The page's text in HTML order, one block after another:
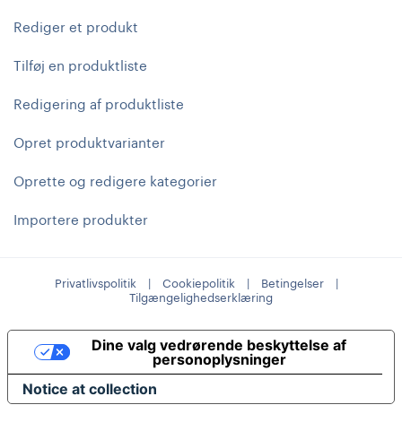
Rediger et produkt
Tilføj en produktliste
Redigering af produktliste
Opret produktvarianter
Oprette og redigere kategorier
Importere produkter
Privatlivspolitik | Cookiepolitik | Betingelser
|
Tilgængelighedserklæring
Notice at collection
Dine valg vedrørende beskyttelse af
personoplysninger